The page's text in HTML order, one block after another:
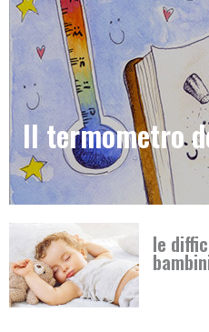
Il termometro
le